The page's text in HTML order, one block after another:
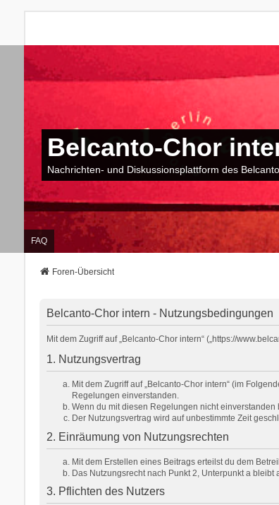
Belcanto-Chor
Nachrichten- und Diskussionsplattform des
FAQ
Foren-Übersicht
Belcanto-Chor intern - Nutzungsbedingungen
Mit dem Zugriff auf „Belcanto-Chor intern“ („https://
1. Nutzungsvertrag
Mit dem Zugriff auf „Belcanto-Chor intern“ (im
Regelungen einverstanden.
Wenn du mit diesen Regelungen nicht
Der Nutzungsvertrag wird auf unbestimmte Zeit
2. Einräumung von Nutzungsrechten
Mit dem Erstellen eines Beitrags erteilst du dem
Das Nutzungsrecht nach Punkt 2, Unterpunkt a
3. Pflichten des Nutzers